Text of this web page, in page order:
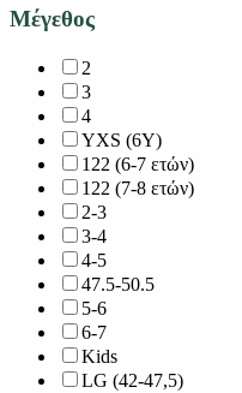
Μέγεθος
2
3
4
YXS (6Y)
122 (6-7 ετών)
122 (7-8 ετών)
2-3
3-4
4-5
47.5-50.5
5-6
6-7
Kids
LG (42-47,5)